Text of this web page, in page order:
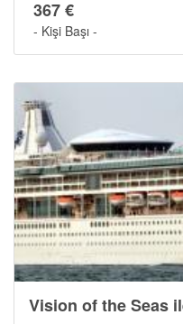
367 €
- Kişi Başı -
Vision of the Seas